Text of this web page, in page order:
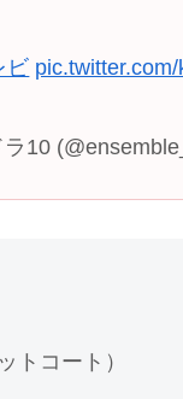
ビ
10
トコート）